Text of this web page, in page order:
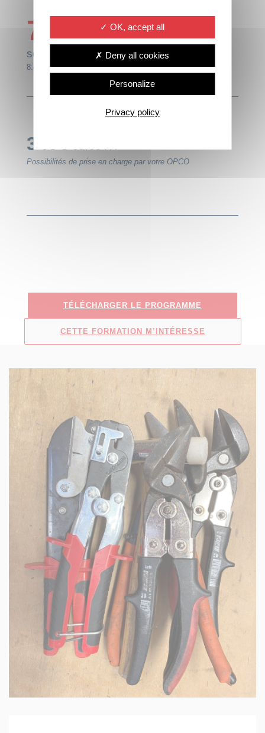
7 heures
soit
8:45-12:45 14:00-17:00
349€
Possibilités de prise en charge par votre OPCO
TÉLÉCHARGER LE PROGRAMME
CETTE FORMATION M’INTÉRESSE
OK, accept all
Deny all cookies
Personalize
Privacy policy